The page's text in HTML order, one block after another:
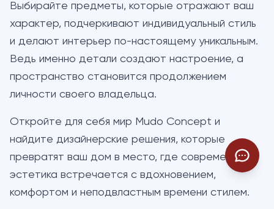
Выбирайте предметы, которые отражают ваш
характер, подчеркивают индивидуальный стиль
и делают интерьер по-настоящему уникальным.
Ведь именно детали создают настроение, а
пространство становится продолжением
личности своего владельца.
Откройте для себя мир Mudo Concept и
найдите дизайнерские решения, которые
превратят ваш дом в место, где современная
эстетика встречается с вдохновением,
комфортом и неподвластным времени стилем.